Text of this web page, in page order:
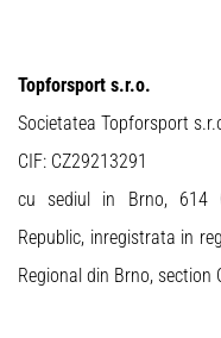
Topforsport s.r.o.
Societatea Topforsport
CIF: CZ29213291
cu sediul in Brno, 614
Republic, inregistrata in
Regional din Brno,